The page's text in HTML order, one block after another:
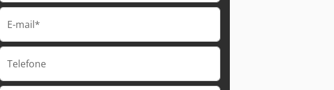
E-mail*
Telefone